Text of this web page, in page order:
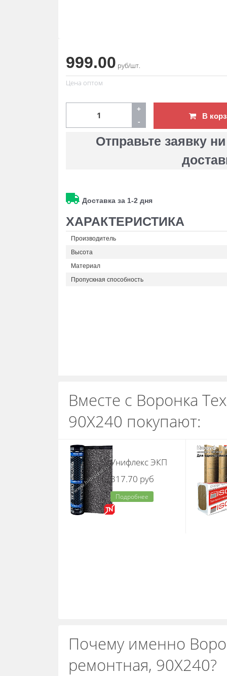
999.00 руб/шт.
Цена оптом
+
-
В
Отправьте заявку
Доставка за 1-2 дня
ХАРАКТЕРИСТИКА
Производитель
Высота
Материал
Пропускная способность
Вместе с Воронка
90Х240 покупают:
Унифлекс ЭКП
317.70 руб
Подробнее
Почему именно
ремонтная, 90Х240?